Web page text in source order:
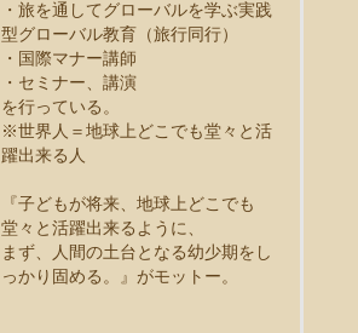
・旅を通してグローバルを学ぶ実践
型グローバル教育（旅行同行）
・国際マナー講師
・セミナー、講演
を行っている。
※世界人＝地球上どこでも堂々と活
躍出来る人
『子どもが将来、地球上どこでも
堂々と活躍出来るように、
まず、人間の土台となる幼少期をし
っかり固める。』がモットー。